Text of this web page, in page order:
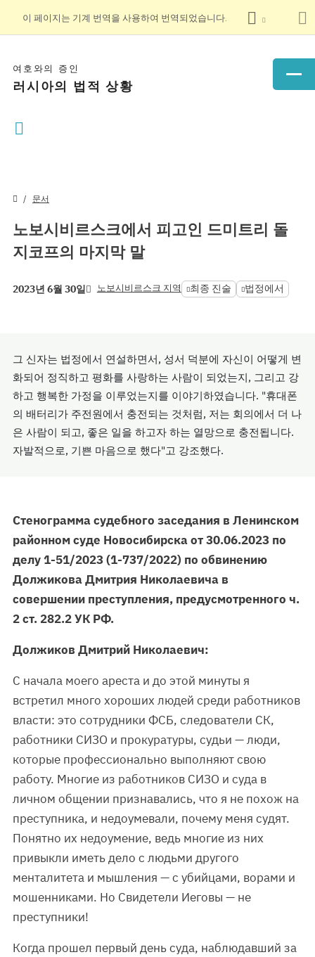
이 페이지는 기계 번역을 사용하여 번역되었습니다.
여호와의 증인
러시아의 법적 상황
문서
노보시비르스크에서 피고인 드미트리 돌
지코프의 마지막 말
2023년 6월 30일 노보시비르스크 지역 최종 진술 법정에서
그 신자는 법정에서 연설하면서, 성서 덕분에 자신이 어떻게 변
화되어 정직하고 평화를 사랑하는 사람이 되었는지, 그리고 강
하고 행복한 가정을 이루었는지를 이야기하였습니다. "휴대폰
의 배터리가 주전원에서 충전되는 것처럼, 저는 회의에서 더 나
은 사람이 되고, 좋은 일을 하고자 하는 열망으로 충전됩니다.
자발적으로, 기쁜 마음으로 했다"고 강조했다.
Стенограмма судебного заседания в Ленинском
районном суде Новосибирска от 30.06.2023 по
делу 1-51/2023 (1-737/2022) по обвинению
Должикова Дмитрия Николаевича в
совершении преступления, предусмотренного ч.
2 ст. 282.2 УК РФ.
Должиков Дмитрий Николаевич:
С начала моего ареста и до этой минуты я
встретил много хороших людей среди работников
власти: это сотрудники ФСБ, следователи СК,
работники СИЗО и прокуратуры, судьи — люди,
которые профессионально выполняют свою
работу. Многие из работников СИЗО и суда в
личном общении признавались, что я не похож на
преступника, и недоумевали, почему меня судят.
Понятно их недоумение, ведь многие из них
привыкли иметь дело с людьми другого
менталитета и мышления — с убийцами, ворами и
мошенниками. Но Свидетели Иеговы — не
преступники!
Когда прошел первый день суда, наблюдавший за